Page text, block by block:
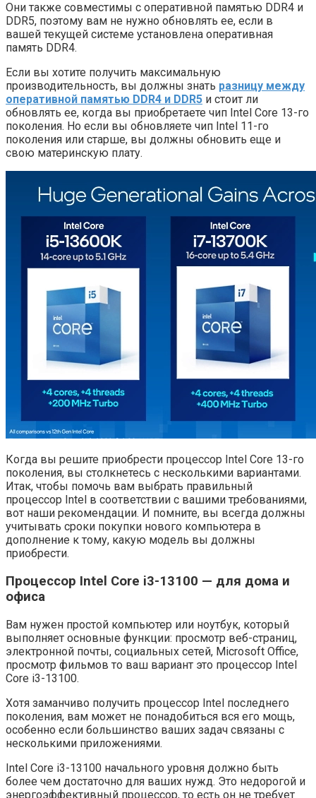
Они также совместимы с оперативной памятью DDR4 и
DDR5, поэтому вам не нужно обновлять ее, если в
вашей текущей системе установлена ​​оперативная
память DDR4.
Если вы хотите получить максимальную
производительность, вы должны знать разницу между
оперативной памятью DDR4 и DDR5 и стоит ли
обновлять ее, когда вы приобретаете чип Intel Core 13-го
поколения. Но если вы обновляете чип Intel 11-го
поколения или старше, вы должны обновить еще и
свою материнскую плату.
Когда вы решите приобрести процессор Intel Core 13-го
поколения, вы столкнетесь с несколькими вариантами.
Итак, чтобы помочь вам выбрать правильный
процессор Intel в соответствии с вашими требованиями,
вот наши рекомендации. И помните, вы всегда должны
учитывать сроки покупки нового компьютера в
дополнение к тому, какую модель вы должны
приобрести.
Процессор Intel Core i3-13100 — для дома и
офиса
Вам нужен простой компьютер или ноутбук, который
выполняет основные функции: просмотр веб-страниц,
электронной почты, социальных сетей, Microsoft Office,
просмотр фильмов то ваш вариант это процессор Intel
Core i3-13100.
Хотя заманчиво получить процессор Intel последнего
поколения, вам может не понадобиться вся его мощь,
особенно если большинство ваших задач связаны с
несколькими приложениями.
Intel Core i3-13100 начального уровня должно быть
более чем достаточно для ваших нужд. Это недорогой и
энергоэффективный процессор, то есть он не требует